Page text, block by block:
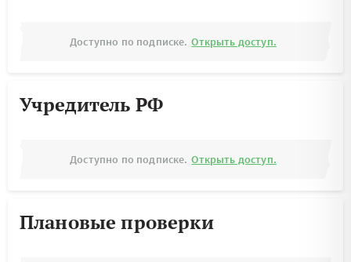
Доступно по подписке. Открыть доступ.
Учредитель РФ
Доступно по подписке. Открыть доступ.
Плановые проверки